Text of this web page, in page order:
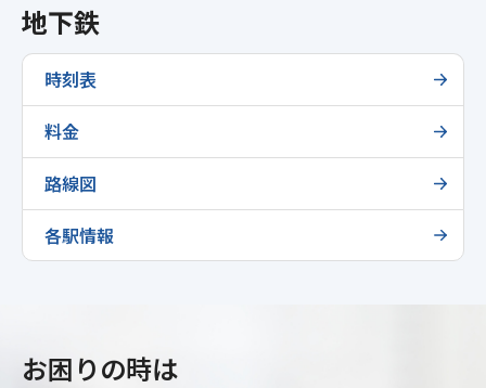
地下鉄
時刻表
料金
路線図
各駅情報
お困りの時は